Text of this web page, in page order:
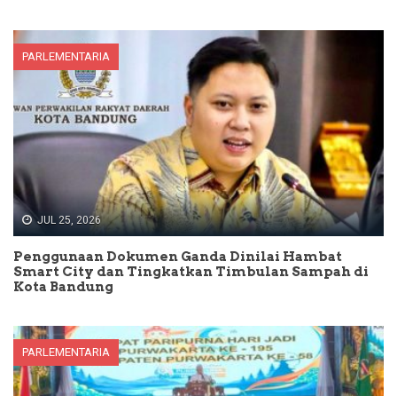
PARLEMENTARIA
JUL 25, 2026
Penggunaan Dokumen Ganda Dinilai Hambat
Smart City dan Tingkatkan Timbulan Sampah di
Kota Bandung
PARLEMENTARIA